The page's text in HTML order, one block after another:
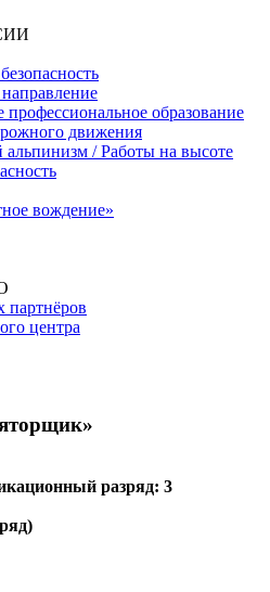
профессиональное образование
движения
/ Работы на высоте
вождение»
партнёров
центра
разряд: 3